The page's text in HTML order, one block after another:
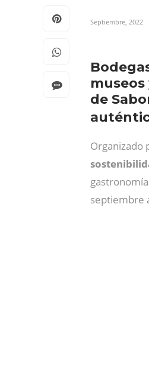
Septiembre, 2022
de
Organizado
septiembre